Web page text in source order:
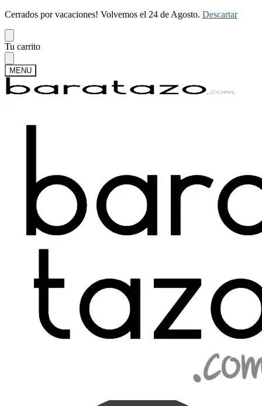
Cerrados por vacaciones! Volvemos el 24 de Agosto. Descartar
Skip
to
navigation
Skip
to
content
Tu carrito
MENU
Mi cuenta